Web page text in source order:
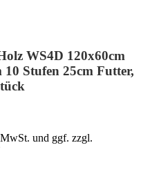
WS4D 120x60cm
Stufen 25cm Futter,
und ggf. zzgl.